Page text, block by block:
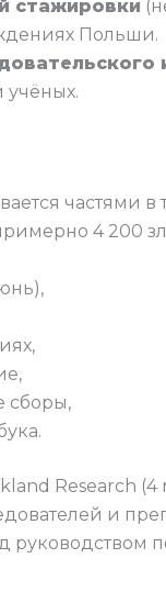
стажировки
Польши.
учёных.
частями
4 200
сборы,
Research (4
и
руководством